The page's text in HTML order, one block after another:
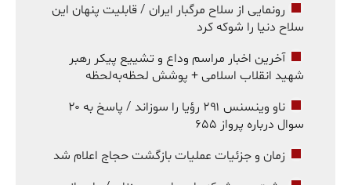
رونمایی از سلاح مرگبار ایران / قابلیت پنهان این
سلاح دنیا را شوکه کرد
آخرین اخبار مراسم وداع و تشییع پیکر رهبر
شهید انقلاب اسلامی + پوشش لحظه‌به‌لحظه
ناو وینسنس ۲۹۱ رؤیا را سوزاند / پاسخ به ۲۰
سوال درباره پرواز ۶۵۵
زمان و جزئیات عملیات بازگشت حجاج اعلام شد